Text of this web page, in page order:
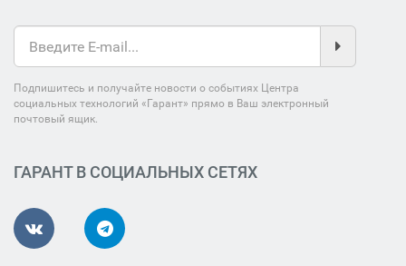
Подпишитесь и получайте новости о событиях Центра
социальных технологий «Гарант» прямо в Ваш электронный
почтовый ящик.
ГАРАНТ В СОЦИАЛЬНЫХ СЕТЯХ